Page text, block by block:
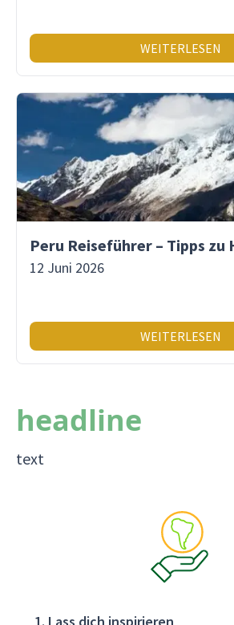
WEITERLESEN
12 Juni 2026
WEITERLESEN
headline
text